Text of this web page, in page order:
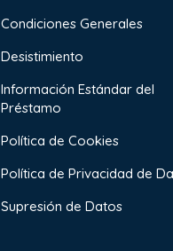
Condiciones Generales
Desistimiento
Información Estándar del
Préstamo
Política de Cookies
Política de Privacidad de
Supresión de Datos